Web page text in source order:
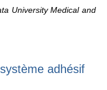
University Medical and
adhésif